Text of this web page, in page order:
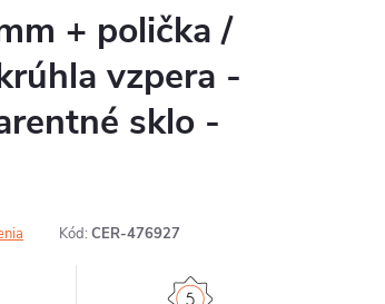
+ polička /
vzpera -
sklo -
Kód: CER-476927